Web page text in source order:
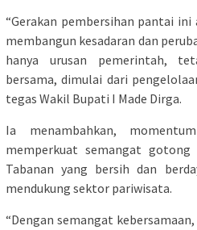
“Gerakan pembersihan pantai
membangun kesadaran dan
hanya urusan pemerintah,
bersama, dimulai dari
tegas Wakil Bupati I Made Dirga.
Ia menambahkan,
memperkuat semangat gotong
Tabanan yang bersih dan
mendukung sektor pariwisata.
“Dengan semangat